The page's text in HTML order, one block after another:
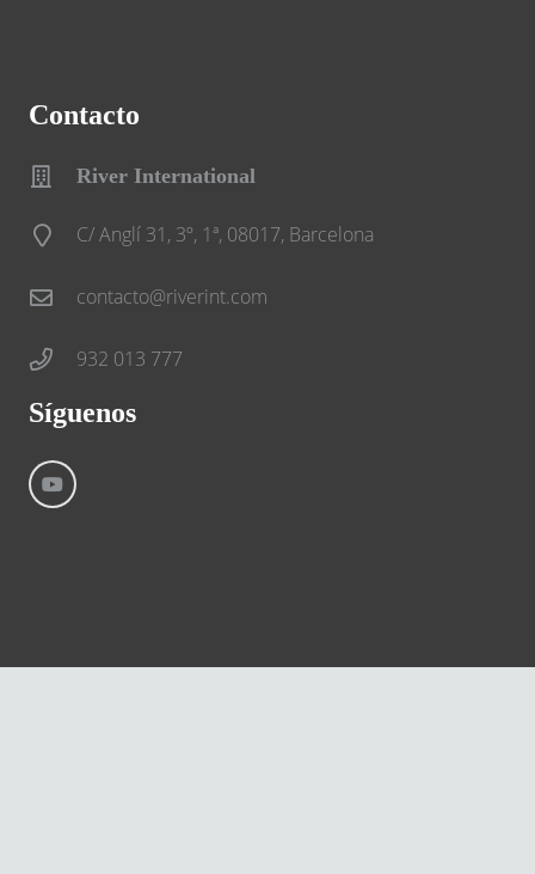
Contacto
River International
C/ Anglí 31, 3º, 1ª, 08017, Barcelona
contacto@riverint.com
932 013 777
Síguenos